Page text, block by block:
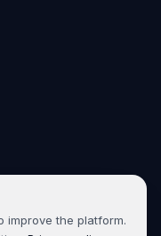
improve the platform.